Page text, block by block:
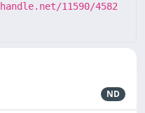
11590/4582
ND